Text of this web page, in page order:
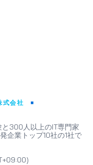
会社
300人以上のIT専門家
企業トップ10社の1社で